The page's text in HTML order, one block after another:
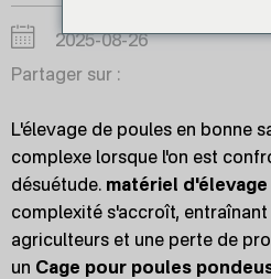
2025-08-26
Partager sur :
L'élevage de poules en bonne
complexe lorsque l'on est
désuétude. matériel
complexité s'accroît,
agriculteurs et une perte de
un Cage pour poules